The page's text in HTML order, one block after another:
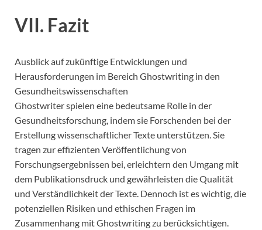
VII. Fazit
Ausblick auf zukünftige Entwicklungen und
Herausforderungen im Bereich Ghostwriting in den
Gesundheitswissenschaften
Ghostwriter spielen eine bedeutsame Rolle in der
Gesundheitsforschung, indem sie Forschenden bei der
Erstellung wissenschaftlicher Texte unterstützen. Sie
tragen zur effizienten Veröffentlichung von
Forschungsergebnissen bei, erleichtern den Umgang mit
dem Publikationsdruck und gewährleisten die Qualität
und Verständlichkeit der Texte. Dennoch ist es wichtig, die
potenziellen Risiken und ethischen Fragen im
Zusammenhang mit Ghostwriting zu berücksichtigen.